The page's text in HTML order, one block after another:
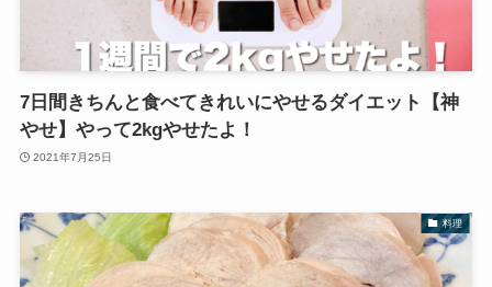
7日間きちんと食べてきれいにやせるダイエット【神
やせ】やって2kgやせたよ！
2021年7月25日
料理